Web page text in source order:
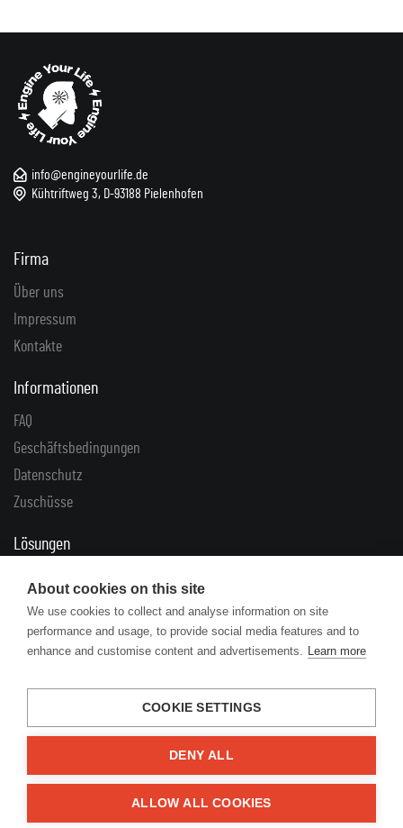
info@engineyourlife.de
Kühtriftweg 3, D-93188 Pielenhofen
Firma
Über uns
Impressum
Kontakte
Informationen
FAQ
Geschäftsbedingungen
Datenschutz
Zuschüsse
Lösungen
Rücklieferungen
Links
© 2026 Engine Your Life
About cookies on this site
We use cookies to collect and analyse information on site
performance and usage, to provide social media features and to
enhance and customise content and advertisements. Learn more
COOKIE SETTINGS
DENY ALL
ALLOW ALL COOKIES